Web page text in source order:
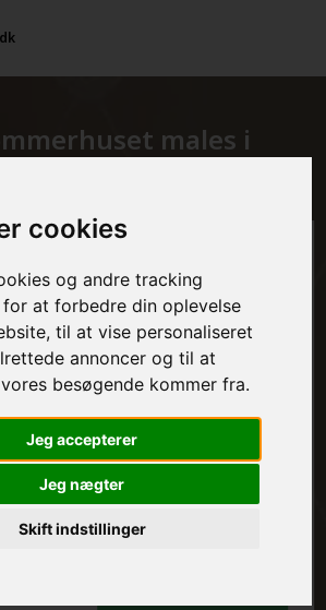
cookies
og andre tracking
at forbedre din oplevelse
til at vise personaliseret
annoncer og til at
besøgende kommer fra.
Jeg accepterer
Jeg nægter
Skift indstillinger
males i
- INDVENDIGT: